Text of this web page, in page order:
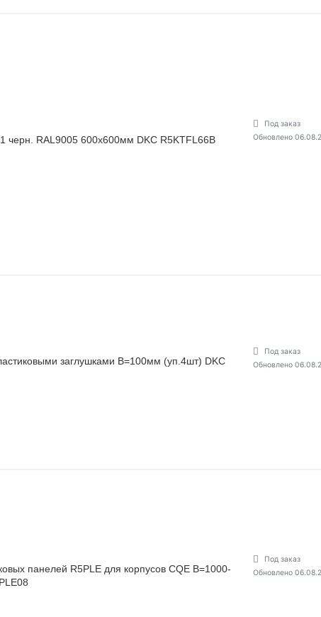
черн. RAL9005 600х600мм DKC R5KTFL66B
Под заказ
Обновлено
заглушками В=100мм (уп.4шт) DKC
Под заказ
Обновлено
панелей R5PLE для корпусов CQE В=1000-
Под заказ
Обновлено